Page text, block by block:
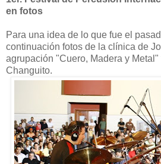
en fotos
Para una idea de lo que fue el
continuación fotos de la clínica de
agrupación "Cuero, Madera y
Changuito.